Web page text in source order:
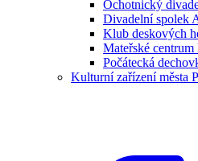
Ochotnický
Divadelní spolek
Klub deskových
Mateřské
Počátecká
Kulturní zařízení města